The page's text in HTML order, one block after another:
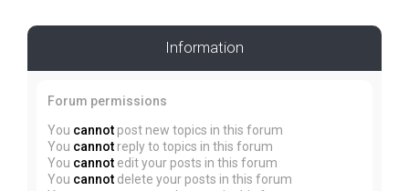
Information
Forum permissions
You cannot post new topics in this forum
You cannot reply to topics in this forum
You cannot edit your posts in this forum
You cannot delete your posts in this forum